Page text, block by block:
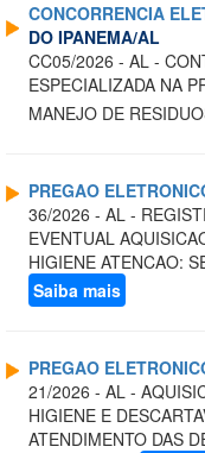
CONCORRENCIA
DO IPANEMA/AL
CC05/2026 - AL -
ESPECIALIZADA NA
MANEJO DE
PREGAO
36/2026 - AL -
EVENTUAL
HIGIENE ATENCAO:
Saiba mais
PREGAO
21/2026 - AL -
HIGIENE E
ATENDIMENTO DAS